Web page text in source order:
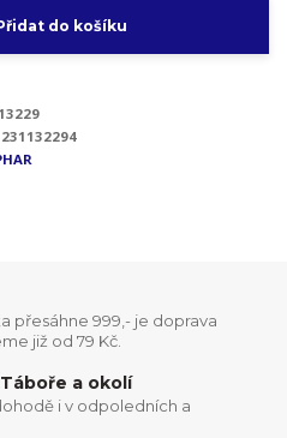
do košíku
přesáhne 999,- je doprava
již od 79 Kč.
a okolí
i v odpoledních a